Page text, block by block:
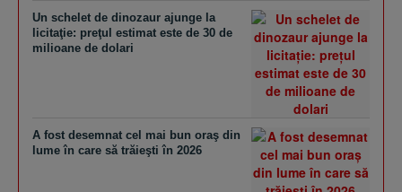
Un schelet de dinozaur ajunge la
licitaţie: preţul estimat este de 30 de
milioane de dolari
A fost desemnat cel mai bun oraş din
lume în care să trăieşti în 2026